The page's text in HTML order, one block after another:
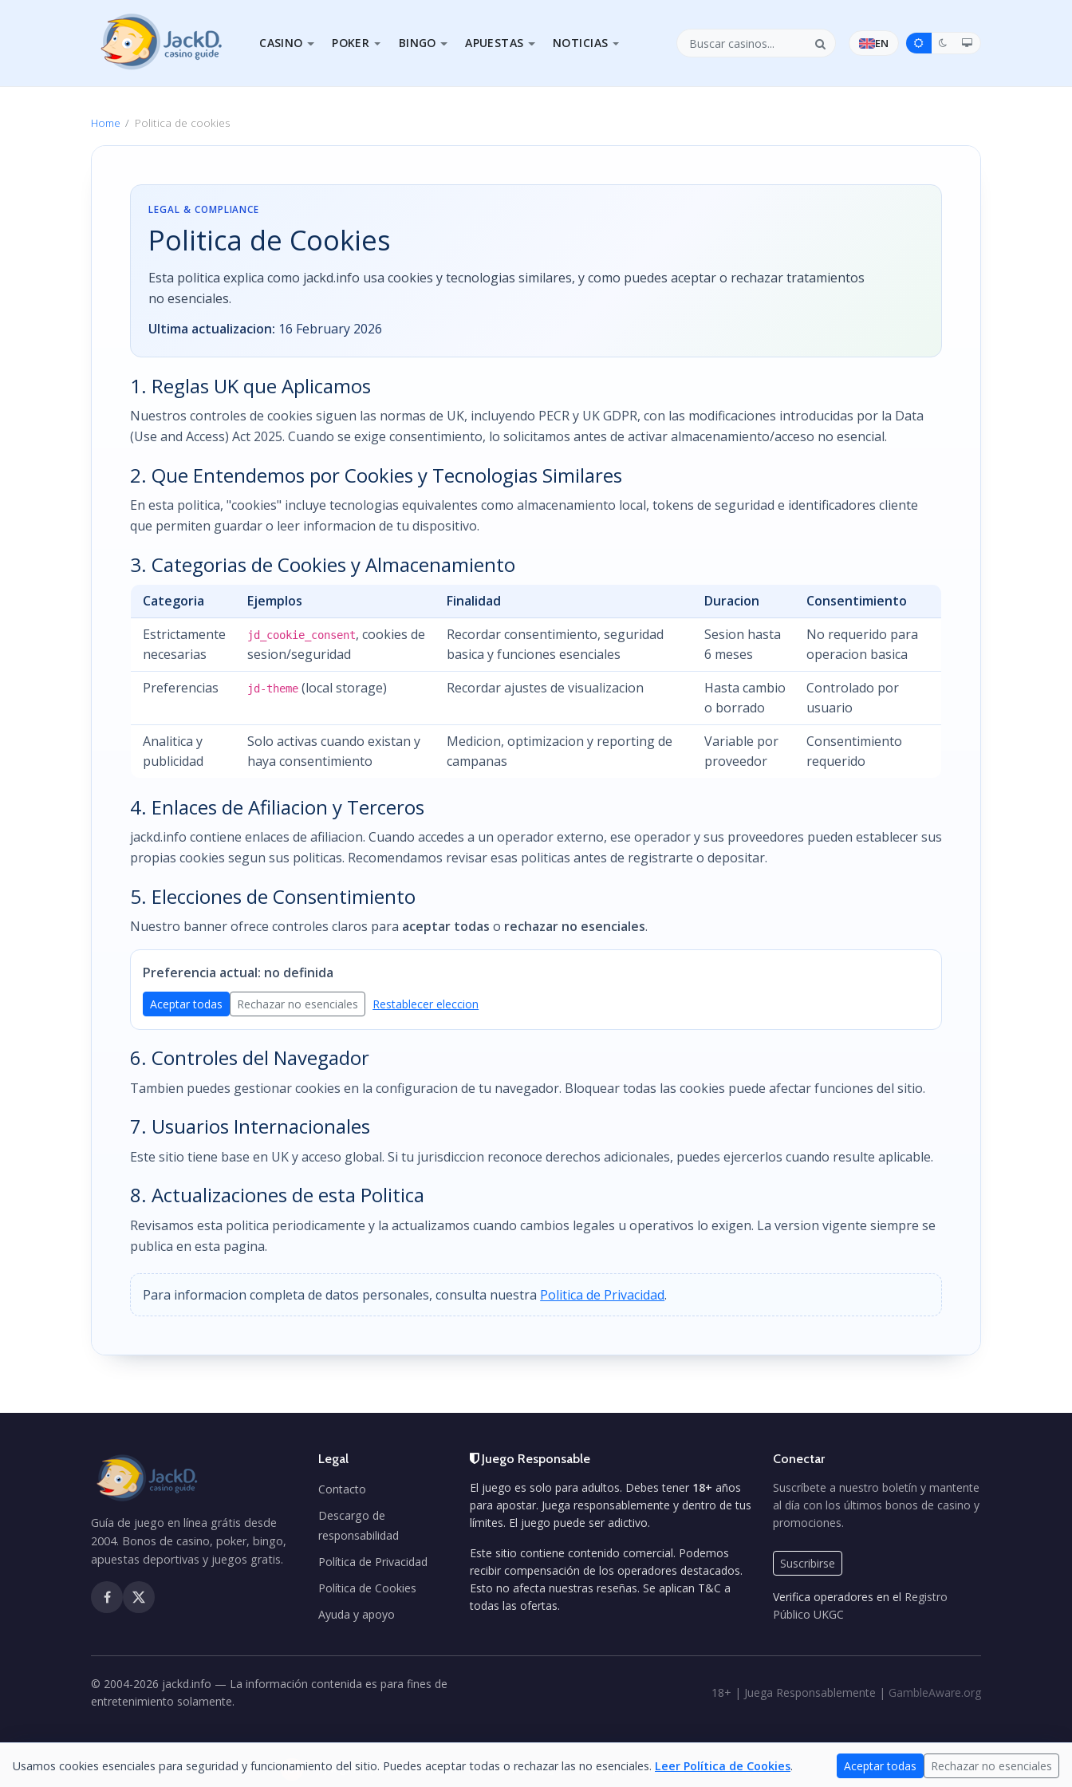
CASINO POKER BINGO APUESTAS NOTICIAS EN
Home Politica de cookies
LEGAL & COMPLIANCE
Politica de Cookies
Esta politica explica como jackd.info usa cookies y tecnologias similares, y como puedes aceptar o rechazar tratamientos
no esenciales.
Ultima actualizacion: 16 February 2026
1. Reglas UK que Aplicamos
Nuestros controles de cookies siguen las normas de UK, incluyendo PECR y UK GDPR, con las modificaciones introducidas por la Data
(Use and Access) Act 2025. Cuando se exige consentimiento, lo solicitamos antes de activar almacenamiento/acceso no esencial.
2. Que Entendemos por Cookies y Tecnologias Similares
En esta politica, "cookies" incluye tecnologias equivalentes como almacenamiento local, tokens de seguridad e identificadores cliente
que permiten guardar o leer informacion de tu dispositivo.
3. Categorias de Cookies y Almacenamiento
Categoria Ejemplos Finalidad Duracion
Consentimiento
Estrictamente
necesarias
jd_cookie_consent, cookies de
sesion/seguridad
Recordar consentimiento, seguridad
basica y funciones esenciales
Sesion hasta
6 meses
No requerido para
operacion basica
Preferencias
jd-theme (local storage) Recordar ajustes de visualizacion
Hasta cambio
o borrado
Controlado por
usuario
Analitica y
publicidad
Solo activas cuando existan y
haya consentimiento
Medicion, optimizacion y reporting de
campanas
Variable por
proveedor
Consentimiento
requerido
4. Enlaces de Afiliacion y Terceros
jackd.info contiene enlaces de afiliacion. Cuando accedes a un operador externo, ese operador y sus proveedores pueden establecer sus
propias cookies segun sus politicas. Recomendamos revisar esas politicas antes de registrarte o depositar.
5. Elecciones de Consentimiento
Nuestro banner ofrece controles claros para aceptar todas o rechazar no esenciales.
Preferencia actual: no definida
Aceptar todas Rechazar no esenciales Restablecer eleccion
6. Controles del Navegador
Tambien puedes gestionar cookies en la configuracion de tu navegador. Bloquear todas las cookies puede afectar funciones del sitio.
7. Usuarios Internacionales
Este sitio tiene base en UK y acceso global. Si tu jurisdiccion reconoce derechos adicionales, puedes ejercerlos cuando resulte aplicable.
8. Actualizaciones de esta Politica
Revisamos esta politica periodicamente y la actualizamos cuando cambios legales u operativos lo exigen. La version vigente siempre se
publica en esta pagina.
Para informacion completa de datos personales, consulta nuestra Politica de Privacidad.
Guía de juego en línea grátis desde
2004. Bonos de casino, poker, bingo,
apuestas deportivas y juegos gratis.
Legal
Contacto
Descargo de
responsabilidad
Política de Privacidad
Política de Cookies
Ayuda y apoyo
Juego Responsable
El juego es solo para adultos. Debes tener 18+ años
para apostar. Juega responsablemente y dentro de tus
límites. El juego puede ser adictivo.
Este sitio contiene contenido comercial. Podemos
recibir compensación de los operadores destacados.
Esto no afecta nuestras reseñas. Se aplican T&C a
todas las ofertas.
Conectar
Suscríbete a nuestro boletín y mantente
al día con los últimos bonos de casino y
promociones.
Suscribirse
Verifica operadores en el Registro
Público UKGC
© 2004-2026 jackd.info — La información contenida es para fines de
entretenimiento solamente.
18+ | Juega Responsablemente | GambleAware.org
18+ Juega Responsablemente GambleAware.org GamStop GamCare Gambling Therapy
Usamos cookies esenciales para seguridad y funcionamiento del sitio. Puedes aceptar todas o rechazar las no esenciales. Leer Política de Cookies. Aceptar todas Rechazar no esenciales